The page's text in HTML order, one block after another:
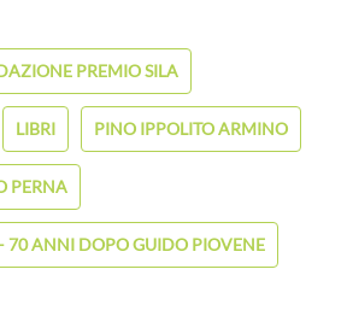
PREMIO SILA
LIBRI PINO IPPOLITO ARMINO
PERNA
70 ANNI DOPO GUIDO PIOVENE